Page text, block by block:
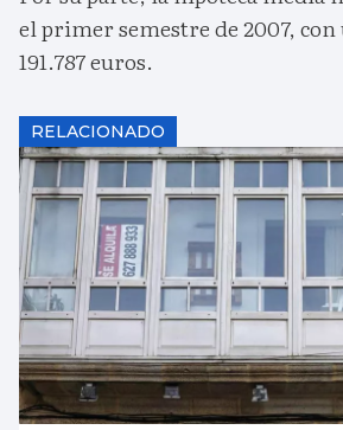
el primer semestre de 2007,
191.787 euros.
RELACIONADO